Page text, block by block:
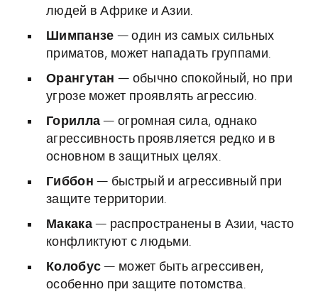
людей в Африке и Азии.
Шимпанзе — один из самых сильных
приматов, может нападать группами.
Орангутан — обычно спокойный, но при
угрозе может проявлять агрессию.
Горилла — огромная сила, однако
агрессивность проявляется редко и в
основном в защитных целях.
Гиббон — быстрый и агрессивный при
защите территории.
Макака— распространены в Азии, часто
конфликтуют с людьми.
Колобус — может быть агрессивен,
особенно при защите потомства.